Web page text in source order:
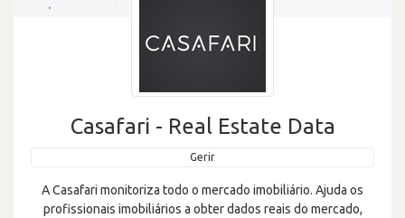
Casafari - Real Estate Data
Gerir
A Casafari monitoriza todo o mercado imobiliário. Ajuda os
profissionais imobiliários a obter dados reais do mercado,